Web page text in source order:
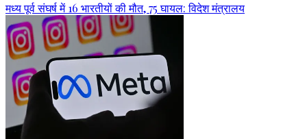
मध्य पूर्व संघर्ष में 16 भारतीयों की मौत, 75 घायल: विदेश मंत्रालय